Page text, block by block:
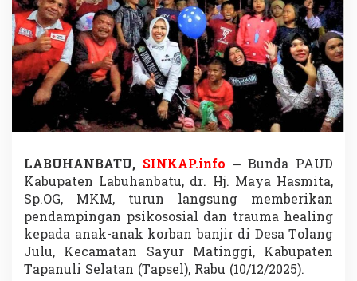
a
t
u
L
a
k
u
k
a
n
r
a
u
m
a
H
e
a
LABUHANBATU, SINKAP.info – Bunda PAUD
Kabupaten Labuhanbatu, dr. Hj. Maya Hasmita,
Sp.OG, MKM, turun langsung memberikan
pendampingan psikososial dan trauma healing
kepada anak-anak korban banjir di Desa Tolang
Julu, Kecamatan Sayur Matinggi, Kabupaten
Tapanuli Selatan (Tapsel), Rabu (10/12/2025).